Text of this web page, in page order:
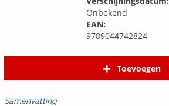
Onbekend
EAN:
9789044742824
Toevoegen
Samenvatting